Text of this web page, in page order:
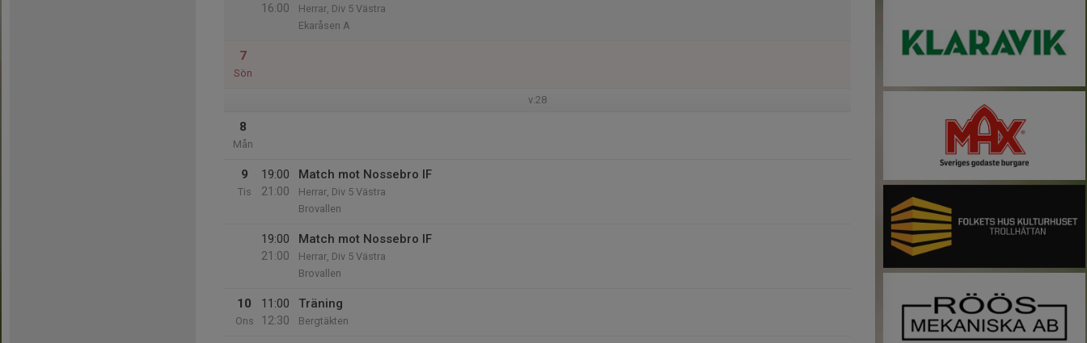
16:00
Herrar, Div 5 Västra
Ekaråsen A
7
Sön
v.28
8
Mån
9
Tis
19:00
21:00
Match mot Nossebro IF
Herrar, Div 5 Västra
Brovallen
19:00
21:00
Match mot Nossebro IF
Herrar, Div 5 Västra
Brovallen
10
Ons
11:00
12:30
Träning
Bergtäkten